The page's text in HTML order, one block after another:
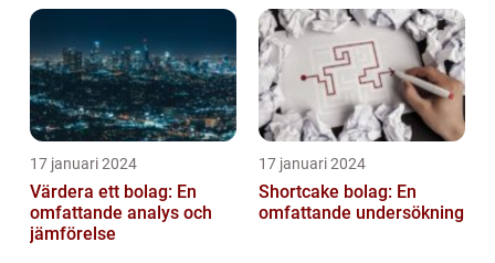
17 januari 2024
Värdera ett bolag: En
omfattande analys och
jämförelse
17 januari 2024
Shortcake bolag: En
omfattande undersökning